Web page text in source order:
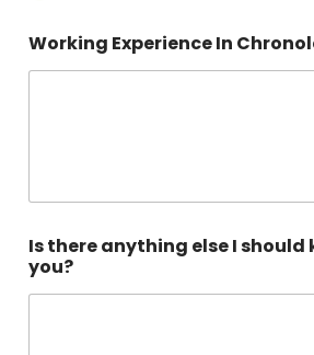
Working Experience In
Is there anything else I should
you?